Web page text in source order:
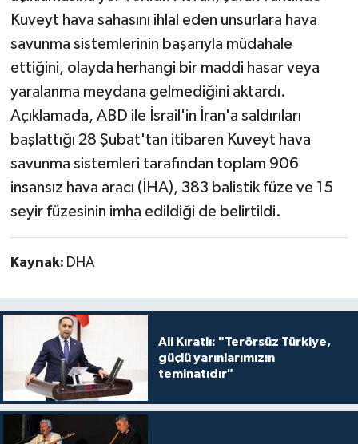
Kuveyt hava sahasını ihlal eden unsurlara hava
savunma sistemlerinin başarıyla müdahale
ettiğini, olayda herhangi bir maddi hasar veya
yaralanma meydana gelmediğini aktardı.
Açıklamada, ABD ile İsrail'in İran'a saldırıları
başlattığı 28 Şubat'tan itibaren Kuveyt hava
savunma sistemleri tarafından toplam 906
insansız hava aracı (İHA), 383 balistik füze ve 15
seyir füzesinin imha edildiği de belirtildi.
Kaynak: DHA
Ali Kıratlı: "Terörsüz Türkiye,
güçlü yarınlarımızın
teminatıdır"